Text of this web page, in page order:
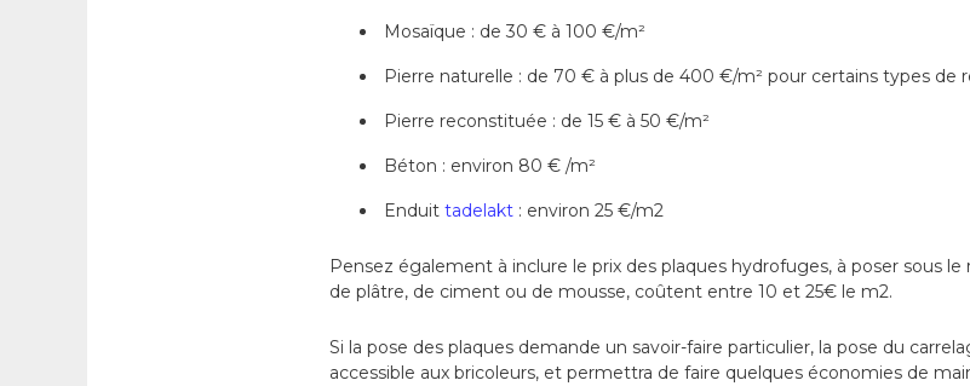
Mosaïque : de 30 € à 100 €/m²
Pierre naturelle : de 70 € à plus de 400 €/m² pour certains types de
Pierre reconstituée : de 15 € à 50 €/m²
Béton : environ 80 € /m²
Enduit tadelakt : environ 25 €/m2
Pensez également à inclure le prix des plaques hydrofuges, à poser sous
de plâtre, de ciment ou de mousse, coûtent entre 10 et 25€ le m2.
Si la pose des plaques demande un savoir-faire particulier, la pose du
accessible aux bricoleurs, et permettra de faire quelques économies de